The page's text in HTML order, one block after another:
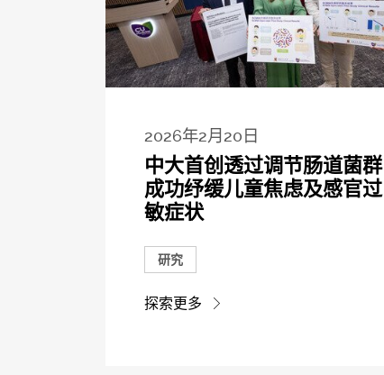
2026年2月20日
中大首创透过调节肠道菌群
成功纾缓儿童焦虑及感官过
敏症状
研究
探索更多